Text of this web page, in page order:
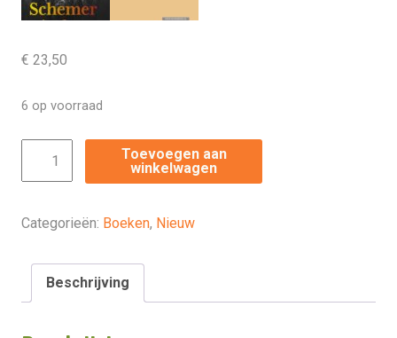
€ 23,50
6 op voorraad
Toevoegen aan
winkelwagen
Categorieën: Boeken, Nieuw
Beschrijving